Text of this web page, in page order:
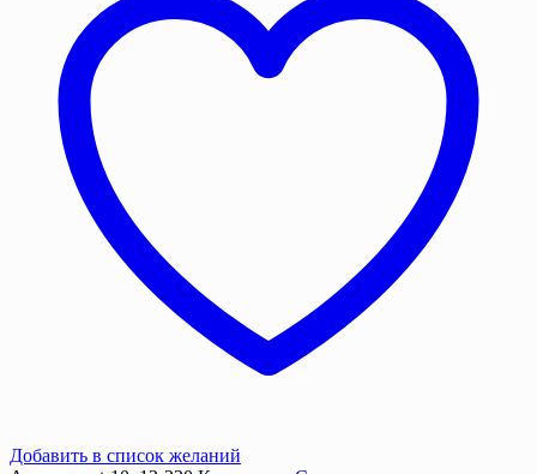
люверсами
Добавить в список желаний